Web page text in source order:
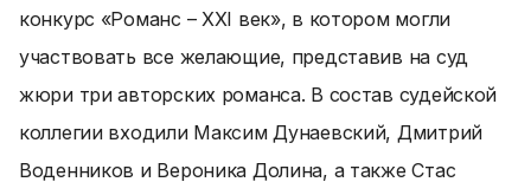
конкурс «Романс – ХХI век», в котором могли
участвовать все желающие, представив на суд
жюри три авторских романса. В состав судейской
коллегии входили Максим Дунаевский, Дмитрий
Воденников и Вероника Долина, а также Стас